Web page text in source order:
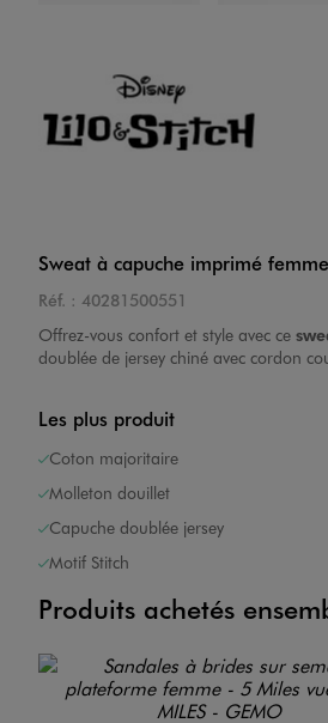
Sweat à capuche imprimé
Réf. : 40281500551
Offrez-vous confort et style avec ce
doublée de jersey chiné avec cordon
Les plus produit
Coton majoritaire
Molleton douillet
Capuche doublée jersey
Motif Stitch
Produits achetés